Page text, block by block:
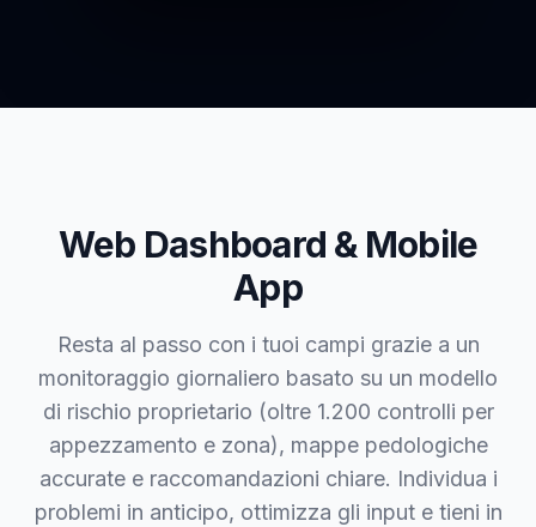
Web Dashboard & Mobile
App
Resta al passo con i tuoi campi grazie a un
monitoraggio giornaliero basato su un modello
di rischio proprietario (oltre 1.200 controlli per
appezzamento e zona), mappe pedologiche
accurate e raccomandazioni chiare. Individua i
problemi in anticipo, ottimizza gli input e tieni in